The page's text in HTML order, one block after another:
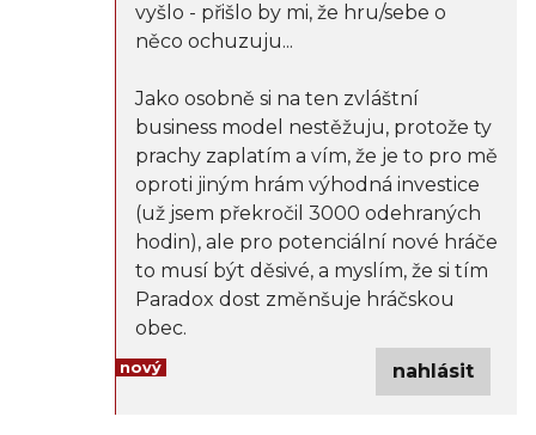
vyšlo - přišlo by mi, že hru/sebe o
něco ochuzuju...
Jako osobně si na ten zvláštní
business model nestěžuju, protože ty
prachy zaplatím a vím, že je to pro mě
oproti jiným hrám výhodná investice
(už jsem překročil 3000 odehraných
hodin), ale pro potenciální nové hráče
to musí být děsivé, a myslím, že si tím
Paradox dost změnšuje hráčskou
obec.
nový nahlásit